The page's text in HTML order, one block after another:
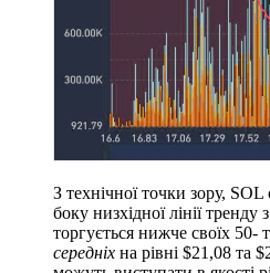
З технічної точки зору,
боку низхідної лінії
торгується нижче своїх 50-
середніх на рівні $21,08 та